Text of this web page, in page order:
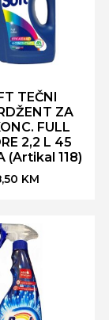
TEČNI
ZA
FULL
2,2 L 45
(Artikal 118)
KM